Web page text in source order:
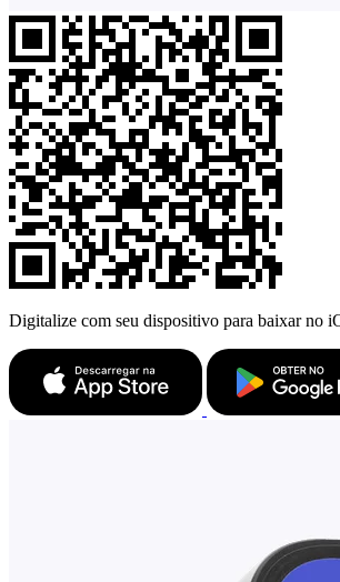
Digitalize com seu dispositivo para baixar no